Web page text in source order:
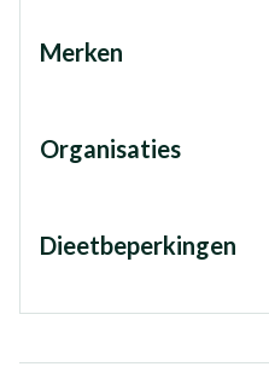
Merken
Organisaties
Dieetbeperkingen